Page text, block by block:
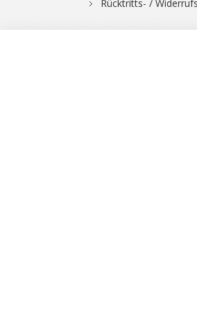
Rücktritts- /